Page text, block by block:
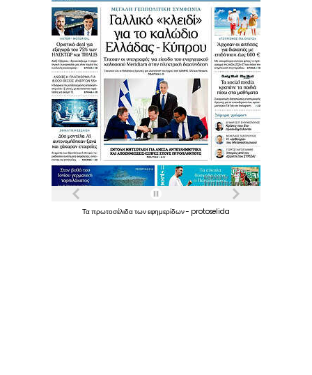
Ταπρωτοσέλιδατωνεφημερίδων- protoselida